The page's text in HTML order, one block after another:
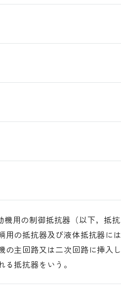
用の制御抵抗器（以下，抵抗
用の抵抗器及び液体抵抗器には
の主回路又は二次回路に挿入し
抵抗器をいう。